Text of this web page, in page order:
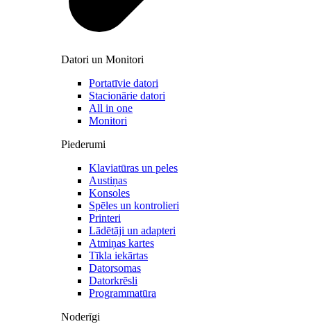
Datori un Monitori
Portatīvie datori
Stacionārie datori
All in one
Monitori
Piederumi
Klaviatūras un peles
Austiņas
Konsoles
Spēles un kontrolieri
Printeri
Lādētāji un adapteri
Atmiņas kartes
Tīkla iekārtas
Datorsomas
Datorkrēsli
Programmatūra
Noderīgi